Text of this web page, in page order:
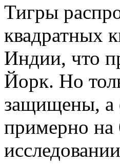
Тигры
квадратных
Индии, что
Йорк. Но
защищены, а
примерно на